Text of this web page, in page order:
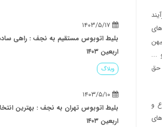
...
حق
و
بلیط اتوبوس مستقیم به نجف : راهی
اربعین ۱۴۰۳
وبلاگ
بلیط اتوبوس تهران به نجف : بهترین
اربعین ۱۴۰۳